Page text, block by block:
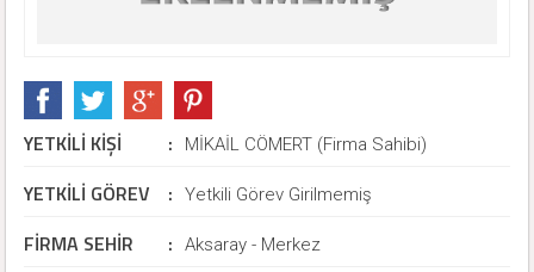
YETKİLİ KİŞİ : MİKAİL CÖMERT (Firma Sahibi)
YETKİLİ GÖREV : Yetkili Görev Girilmemiş
FİRMA SEHİR : Aksaray - Merkez